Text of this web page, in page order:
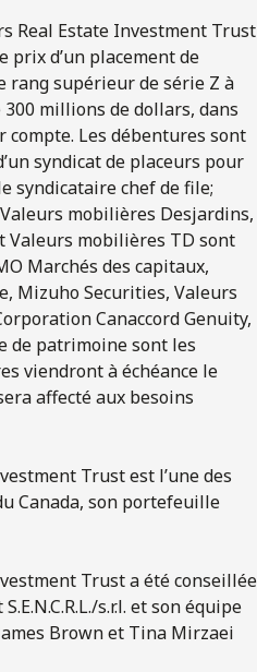
Real Estate Investment Trust
prix d’un placement de
rang supérieur de série Z à
300 millions de dollars, dans
compte. Les débentures sont
syndicat de placeurs pour
syndicataire chef de file;
mobilières Desjardins,
Valeurs mobilières TD sont
Marchés des capitaux,
Mizuho Securities, Valeurs
Canaccord Genuity,
de patrimoine sont les
viendront à échéance le
affecté aux besoins
Trust est l’une des
Canada, son portefeuille
Trust a été conseillée
s.r.l. et son équipe
Brown et Tina Mirzaei